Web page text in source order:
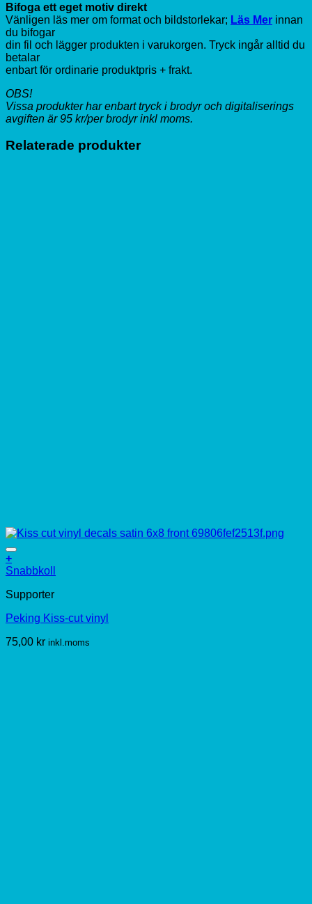
Bifoga ett eget motiv direkt
Vänligen läs mer om format och bildstorlekar; Läs Mer innan
du bifogar
din fil och lägger produkten i varukorgen. Tryck ingår alltid du
betalar
enbart för ordinarie produktpris + frakt.
OBS!
Vissa produkter har enbart tryck i brodyr och digitaliserings
avgiften är 95 kr/per brodyr inkl moms.
Relaterade produkter
+
Snabbkoll
Supporter
Peking Kiss-cut vinyl
75,00 kr inkl.moms